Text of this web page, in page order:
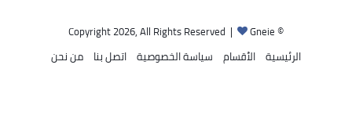
© Copyright 2026, All Rights Reserved |
Gneie
الرئيسية الأقسام سياسة الخصوصية اتصل بنا من نحن